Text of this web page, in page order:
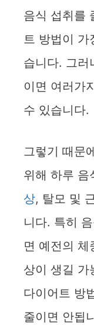
음식 섭취를
트 방법이 가
습니다. 그러
이면 여러가
수 있습니다.
그렇기 때문
위해 하루 음
상, 탈모 및
니다. 특히
면 예전의 체
상이 생길 가
다이어트 방
줄이면 안됩